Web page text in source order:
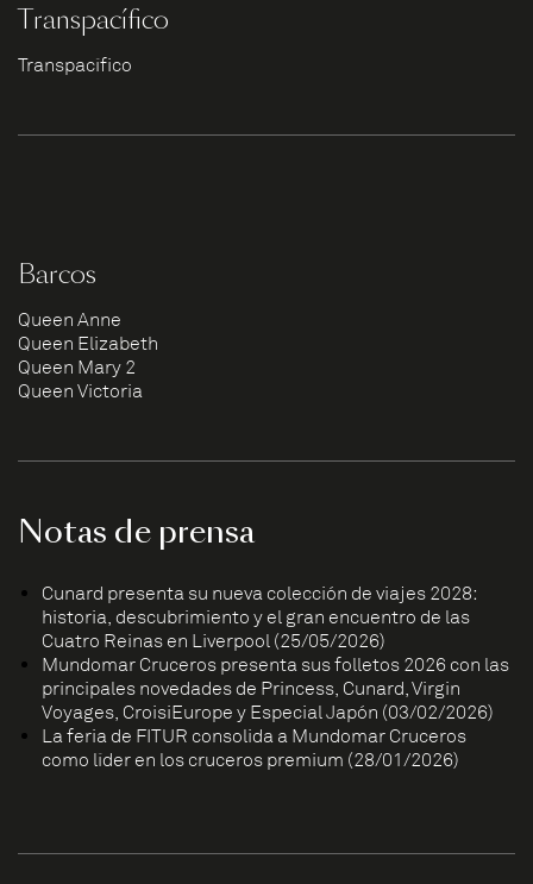
Transpacífico
Transpacífico
Barcos
Queen Anne
Queen Elizabeth
Queen Mary 2
Queen Victoria
Notas de prensa
Cunard presenta su nueva colección de viajes 2028:
historia, descubrimiento y el gran encuentro de las
Cuatro Reinas en Liverpool (25/05/2026)
Mundomar Cruceros presenta sus folletos 2026 con las
principales novedades de Princess, Cunard, Virgin
Voyages, CroisiEurope y Especial Japón (03/02/2026)
La feria de FITUR consolida a Mundomar Cruceros
como líder en los cruceros premium (28/01/2026)